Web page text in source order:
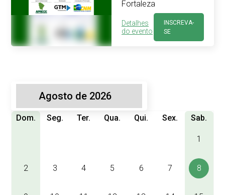
Fortaleza
Detalhes
do evento
INSCREVA-
SE
Dom. Seg. Ter. Qua. Qui. Sex. Sab.
1
2 3 4 5 6 7 8